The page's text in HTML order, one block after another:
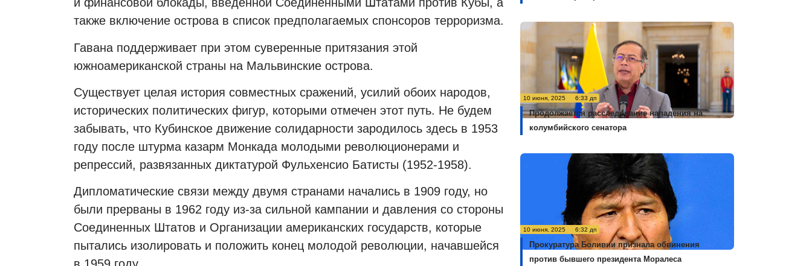
также включение острова в список предполагаемых спонсоров терроризма.
Гавана поддерживает при этом суверенные притязания этой
южноамериканской страны на Мальвинские острова.
Существует целая история совместных сражений, усилий обоих народов,
исторических политических фигур, которыми отмечен этот путь. Не будем
забывать, что Кубинское движение солидарности зародилось здесь в 1953
году после штурма казарм Монкада молодыми революционерами и
репрессий, развязанных диктатурой Фульхенсио Батисты (1952-1958).
Дипломатические связи между двумя странами начались в 1909 году, но
были прерваны в 1962 году из-за сильной кампании и давления со стороны
Соединенных Штатов и Организации американских государств, которые
пытались изолировать и положить конец молодой революции, начавшейся
10 июня, 2025 6:33 дп
Продолжается расследование нападения на
колумбийского сенатора
10 июня, 2025 6:32 дп
Прокуратура Боливии признала обвинения
против бывшего президента Моралеса